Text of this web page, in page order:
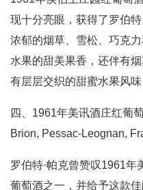
现十分亮眼，获得了罗伯
浓郁的烟草、雪松、巧克
水果的甜美果香，还伴有
有层层交织的甜蜜水果风味
四、1961年美讯酒庄红葡
Brion, Pessac-Leognan,
罗伯特·帕克曾赞叹1961
葡萄酒之一，并给予这款